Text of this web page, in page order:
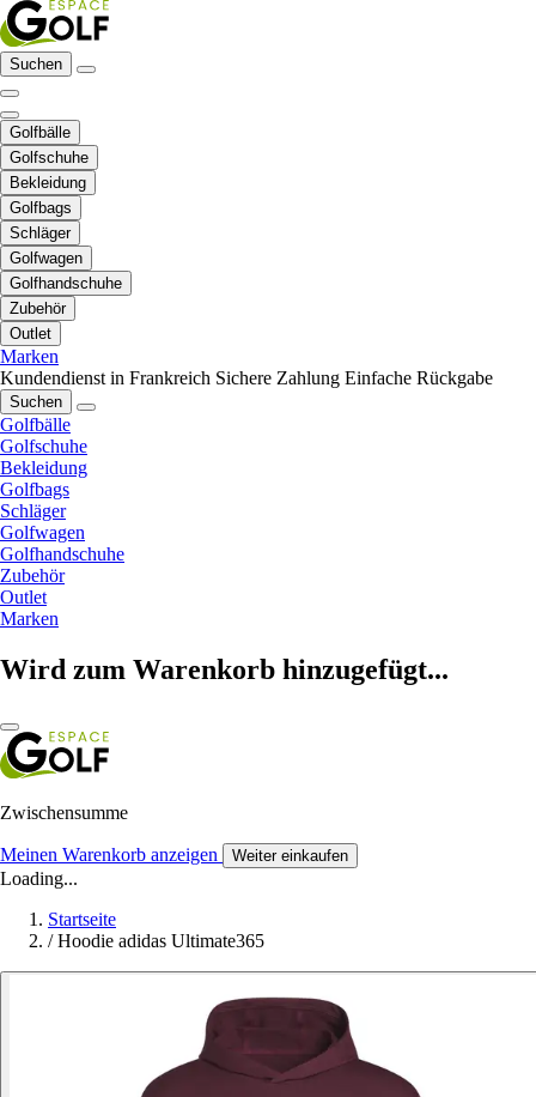
Suchen
Golfbälle
Golfschuhe
Bekleidung
Golfbags
Schläger
Golfwagen
Golfhandschuhe
Zubehör
Outlet
Marken
Kundendienst in Frankreich Sichere Zahlung Einfache Rückgabe
Suchen
Golfbälle
Golfschuhe
Bekleidung
Golfbags
Schläger
Golfwagen
Golfhandschuhe
Zubehör
Outlet
Marken
Wird zum Warenkorb hinzugefügt...
Zwischensumme
Meinen Warenkorb anzeigen Weiter einkaufen
Loading...
Startseite
/ Hoodie adidas Ultimate365